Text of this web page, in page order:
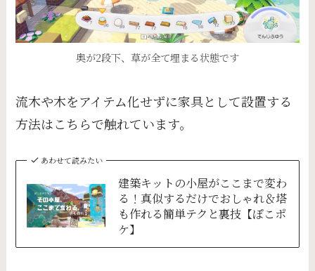
奥が2段下、草が全て埋まる状態です
流木や木をアイテム化せずに家具として設置する
方法はこちらで触れています。
あわせて読みたい
建築キットの小屋がここまで変わ
る！真似するだけでおしゃれ＆塔
も作れる簡単テクと裏技【ぽこポ
ケ】